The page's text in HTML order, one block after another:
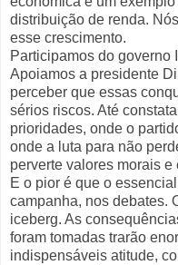
distribuição de renda.
esse crescimento.
Participamos do governo
Apoiamos a presidente
perceber que essas
sérios riscos. Até
prioridades, onde o
onde a luta para não
perverte valores morais e
E o pior é que o
campanha, nos debates.
iceberg. As
foram tomadas trarão
indispensáveis atitude,